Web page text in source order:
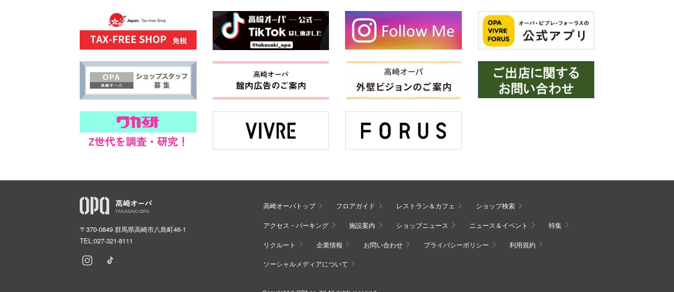
〒370-0849 群馬県高崎市八島町46-1
TEL:027-321-8111
高崎オーパトップ フロアガイド レストラン＆カフェ ショップ検索
アクセス・パーキング 施設案内 ショップニュース ニュース＆イベント 特集
リクルート 企業情報 お問い合わせ プライバシーポリシー 利用規約
ソーシャルメディアについて